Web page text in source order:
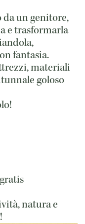
da un genitore,
e trasformarla
fantasia.
materiali
goloso
natura e